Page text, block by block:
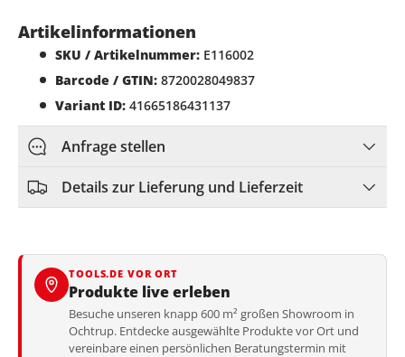
Artikelinformationen
SKU / Artikelnummer: E116002
Barcode / GTIN: 8720028049837
Variant ID: 41665186431137
Anfrage stellen
Details zur Lieferung und Lieferzeit
TOOLS.DE VOR ORT
Produkte live erleben
Besuche unseren knapp 600 m² großen Showroom in
Ochtrup. Entdecke ausgewählte Produkte vor Ort und
vereinbare einen persönlichen Beratungstermin mit